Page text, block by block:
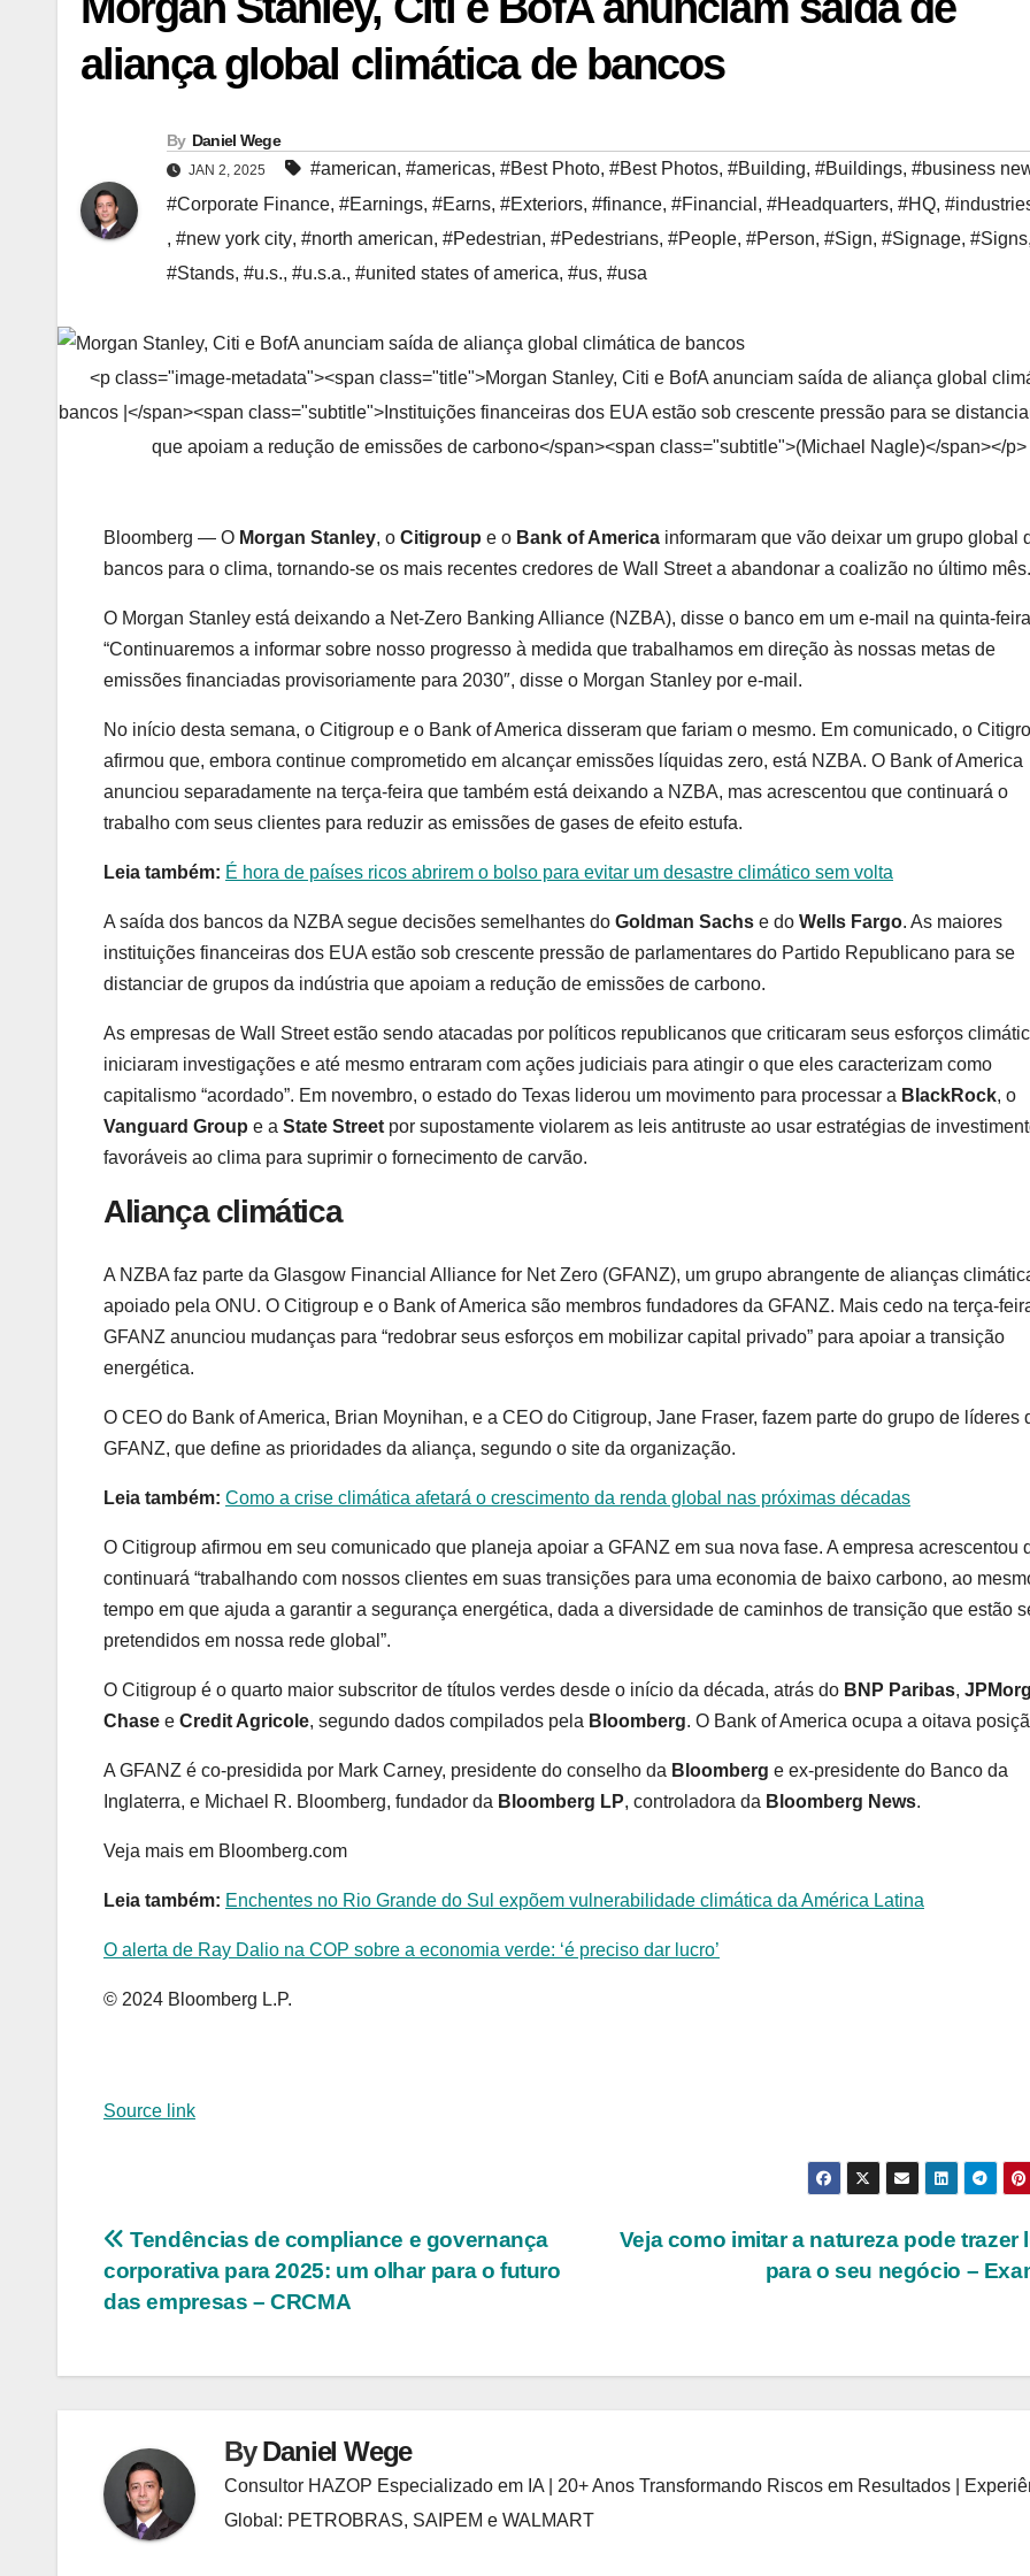
aliança global climática de bancos
By Daniel Wege
JAN 2, 2025 #american, #americas, #Best Photo, #Best Photos, #Building, #Buildings, #business
#Corporate Finance, #Earnings, #Earns, #Exteriors, #finance, #Financial , #Headquarters, #HQ,
, #new york city, #north american, #Pedestrian, #Pedestrians, #People, #Person, #Sign, #Signage, #Signs,
#Stands, #u.s., #u.s.a., #united states of america, #us, #usa
<p class="image-metadata"><span class="title">Morgan Stanley, Citi e BofA anunciam saída de aliança global
bancos |</span><span class="subtitle">Instituições financeiras dos EUA estão sob crescente pressão para se
que apoiam a redução de emissões de carbono</span><span class="subtitle">(Michael Nagle)</span></p>
Bloomberg — O Morgan Stanley, o Citigroup e o Bank of America informaram que vão deixar um grupo global
bancos para o clima, tornando-se os mais recentes credores de Wall Street a abandonar a coalizão no último mês.
O Morgan Stanley está deixando a Net-Zero Banking Alliance (NZBA), disse o banco em um e-mail na quinta-
“Continuaremos a informar sobre nosso progresso à medida que trabalhamos em direção às nossas metas de
emissões financiadas provisoriamente para 2030″, disse o Morgan Stanley por e-mail.
No início desta semana, o Citigroup e o Bank of America disseram que fariam o mesmo. Em comunicado, o
afirmou que, embora continue comprometido em alcançar emissões líquidas zero, está NZBA. O Bank of America
anunciou separadamente na terça-feira que também está deixando a NZBA, mas acrescentou que continuará o
trabalho com seus clientes para reduzir as emissões de gases de efeito estufa.
Leia também: É hora de países ricos abrirem o bolso para evitar um desastre climático sem volta
A saída dos bancos da NZBA segue decisões semelhantes do Goldman Sachs e do Wells Fargo. As maiores
instituições financeiras dos EUA estão sob crescente pressão de parlamentares do Partido Republicano para se
distanciar de grupos da indústria que apoiam a redução de emissões de carbono.
As empresas de Wall Street estão sendo atacadas por políticos republicanos que criticaram seus esforços
iniciaram investigações e até mesmo entraram com ações judiciais para atingir o que eles caracterizam como
capitalismo “acordado”. Em novembro, o estado do Texas liderou um movimento para processar a BlackRock, o
Vanguard Group e a State Street por supostamente violarem as leis antitruste ao usar estratégias de
favoráveis ao clima para suprimir o fornecimento de carvão.
Aliança climática
A NZBA faz parte da Glasgow Financial Alliance for Net Zero (GFANZ), um grupo abrangente de alianças
apoiado pela ONU. O Citigroup e o Bank of America são membros fundadores da GFANZ. Mais cedo na terça-
GFANZ anunciou mudanças para “redobrar seus esforços em mobilizar capital privado” para apoiar a transição
energética.
O CEO do Bank of America, Brian Moynihan, e a CEO do Citigroup, Jane Fraser, fazem parte do grupo de líderes
GFANZ, que define as prioridades da aliança, segundo o site da organização.
Leia também: Como a crise climática afetará o crescimento da renda global nas próximas décadas
O Citigroup afirmou em seu comunicado que planeja apoiar a GFANZ em sua nova fase. A empresa acrescentou
continuará “trabalhando com nossos clientes em suas transições para uma economia de baixo carbono, ao
tempo em que ajuda a garantir a segurança energética, dada a diversidade de caminhos de transição que estão
pretendidos em nossa rede global”.
O Citigroup é o quarto maior subscritor de títulos verdes desde o início da década, atrás do BNP Paribas,
Chase e Credit Agricole, segundo dados compilados pela Bloomberg. O Bank of America ocupa a oitava
A GFANZ é co-presidida por Mark Carney, presidente do conselho da Bloomberg e ex-presidente do Banco da
Inglaterra, e Michael R. Bloomberg, fundador da Bloomberg LP, controladora da Bloomberg News.
Veja mais em Bloomberg.com
Leia também: Enchentes no Rio Grande do Sul expõem vulnerabilidade climática da América Latina
O alerta de Ray Dalio na COP sobre a economia verde: ‘é preciso dar lucro’
© 2024 Bloomberg L.P.
Source link
Navegação
de
Veja como imitar a natureza pode trazer
para o seu negócio –
Tendências de compliance e governança
corporativa para 2025: um olhar para o futuro
das empresas – CRCMA
ByDaniel Wege
Consultor HAZOP Especializado em IA | 20+ Anos Transformando Riscos em Resultados |
Global: PETROBRAS, SAIPEM e WALMART